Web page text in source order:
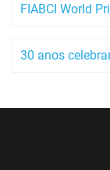
FIABCI World
30 anos